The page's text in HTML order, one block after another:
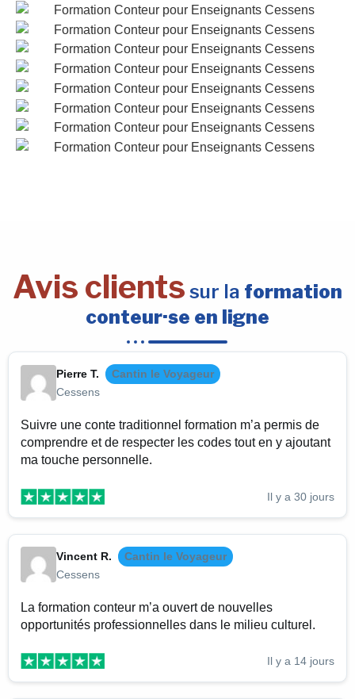
Avis clients sur la formation
conteur·se en ligne
Pierre T.
Cantin le Voyageur
Cessens
Suivre une conte traditionnel formation m’a permis de
comprendre et de respecter les codes tout en y ajoutant
ma touche personnelle.
Il y a 30 jours
Vincent R.
Cantin le Voyageur
Cessens
La formation conteur m’a ouvert de nouvelles
opportunités professionnelles dans le milieu culturel.
Il y a 14 jours